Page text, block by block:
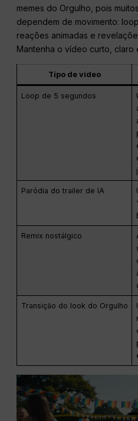
memes do Orgulho, pois
dependem de movimento:
reações animadas e
Mantenha o vídeo curto, claro
Tipo de vídeo
Loop de 5 segundos
Paródia do trailer de IA
Remix nostálgico
Transição do look do Orgulho